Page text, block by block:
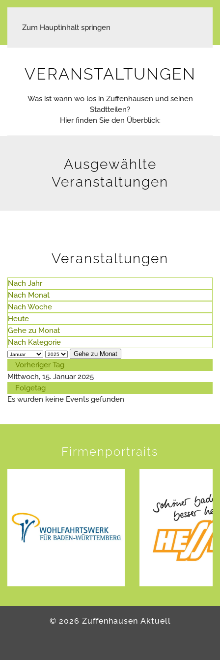
Zum Hauptinhalt springen
VERANSTALTUNGEN
Was ist wann wo los in Zuffenhausen und seinen
Stadtteilen?
Hier finden Sie den Überblick:
Ausgewählte
Veranstaltungen
Veranstaltungen
Nach Jahr
Nach Monat
Nach Woche
Heute
Gehe zu Monat
Nach Kategorie
Gehe zu Monat
Vorheriger Tag
Mittwoch, 15. Januar 2025
Folgetag
Es wurden keine Events gefunden
Firmenportraits
© 2026 Zuffenhausen Aktuell